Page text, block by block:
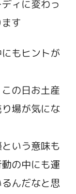
ィに変わっ
す
もヒントが
の日お土産
場が気にな
いう意味も
の中にも運
んだなと思